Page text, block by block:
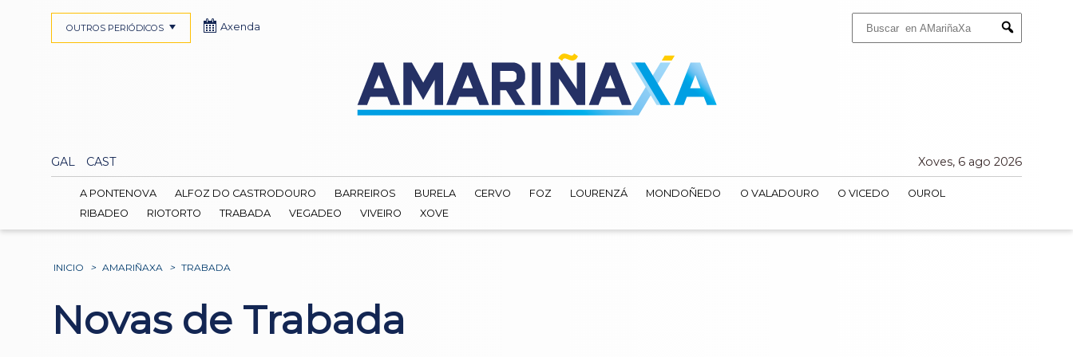
Submit
GAL CAST Xoves, 6 ago 2026
OUTROS PERIÓDICOS Axenda
A PONTENOVA ALFOZ DO CASTRODOURO BARREIROS BURELA CERVO FOZ LOURENZÁ MONDOÑEDO O VALADOURO O VICEDO
OUROL
RIBADEO
RIOTORTO TRABADA VEGADEO VIVEIRO XOVE
INICIO > AMARIÑAXA > TRABADA
Novas de Trabada